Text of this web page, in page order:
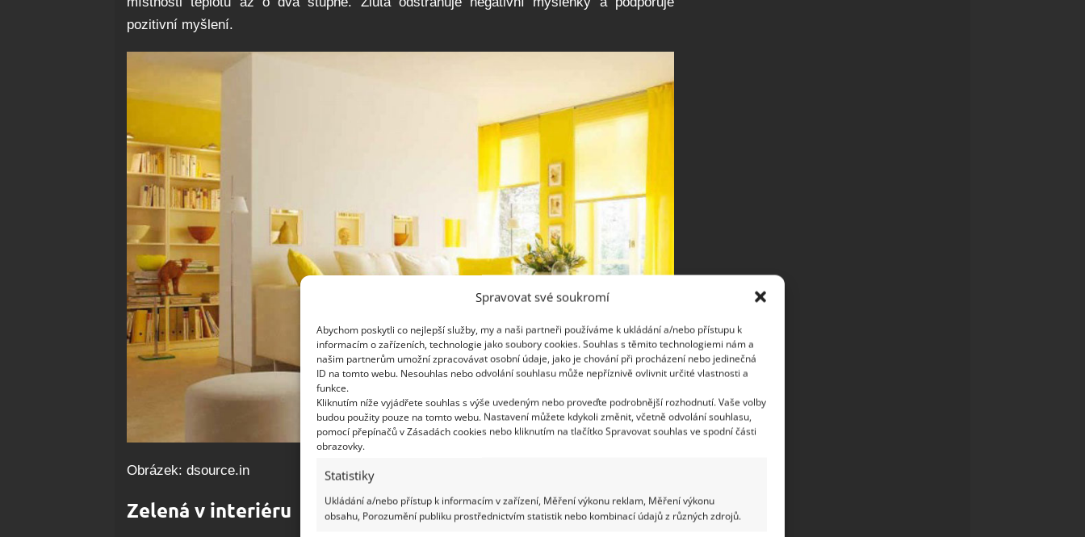
Spravovat své soukromí
Abychom poskytli co nejlepší služby, my a naši partneři používáme k ukládání a/nebo přístupu k
informacím o zařízeních, technologie jako soubory cookies. Souhlas s těmito technologiemi nám a
našim partnerům umožní zpracovávat osobní údaje, jako je chování při procházení nebo jedinečná
ID na tomto webu. Nesouhlas nebo odvolání souhlasu může nepříznivě ovlivnit určité vlastnosti a
funkce.
Kliknutím níže vyjádřete souhlas s výše uvedeným nebo proveďte podrobnější rozhodnutí. Vaše volby
budou použity pouze na tomto webu. Nastavení můžete kdykoli změnit, včetně odvolání souhlasu,
pomocí přepínačů v Zásadách cookies nebo kliknutím na tlačítko Spravovat souhlas ve spodní části
obrazovky.
Statistiky
Ukládání a/nebo přístup k informacím v zařízení, Měření výkonu reklam, Měření výkonu
obsahu, Porozumění publiku prostřednictvím statistik nebo kombinací údajů z různých zdrojů.
pozitivní myšlení.
Obrázek: dsource.in
Zelená v interiéru